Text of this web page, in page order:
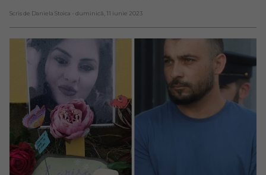
Scris de Daniela Stoica - duminică, 11 iunie 2023